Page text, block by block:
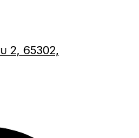
2, 65302,